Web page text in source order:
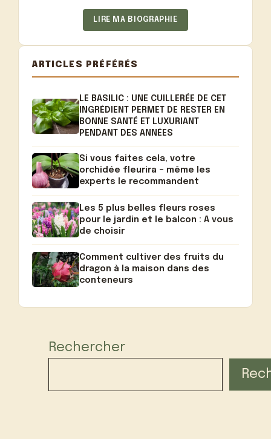
LIRE MA BIOGRAPHIE
ARTICLES PRÉFÉRÉS
LE BASILIC : UNE CUILLERÉE DE CET
INGRÉDIENT PERMET DE RESTER EN
BONNE SANTÉ ET LUXURIANT
PENDANT DES ANNÉES
Si vous faites cela, votre
orchidée fleurira – même les
experts le recommandent
Les 5 plus belles fleurs roses
pour le jardin et le balcon : A vous
de choisir
Comment cultiver des fruits du
dragon à la maison dans des
conteneurs
Rechercher